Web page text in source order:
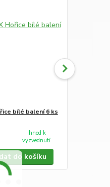
bílé balení 6 ks
Ihned k
vyzvednutí
do košíku